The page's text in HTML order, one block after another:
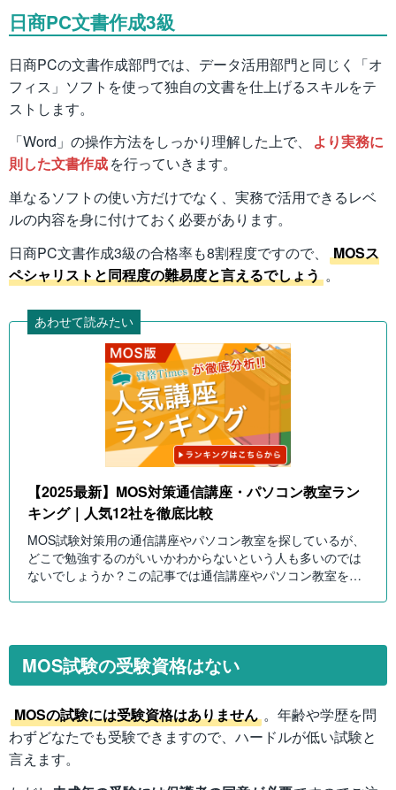
日商PC文書作成3級
日商PCの文書作成部門では、データ活用部門と同じく「オ
フィス」ソフトを使って独自の文書を仕上げるスキルをテ
ストします。
「Word」の操作方法をしっかり理解した上で、
より実務に
則した文書作成を行っていきます。
単なるソフトの使い方だけでなく、実務で活用できるレベ
ルの内容を身に付けておく必要があります。
日商PC文書作成3級の合格率も8割程度ですので、
MOSス
ペシャリストと同程度の難易度と言えるでしょう 。
あわせて読みたい
【2025最新】MOS対策通信講座・パソコン教室ラン
キング｜人気12社を徹底比較
MOS試験対策用の通信講座やパソコン教室を探しているが、
どこで勉強するのがいいかわからないという人も多いのでは
ないでしょうか？この記事では通信講座やパソコン教室を教
MOS試験の受験資格はない
MOSの試験には受験資格はありません 。年齢や学歴を問
わずどなたでも受験できますので、ハードルが低い試験と
言えます。